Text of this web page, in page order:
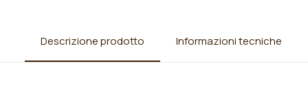
Descrizione prodotto Informazioni tecniche